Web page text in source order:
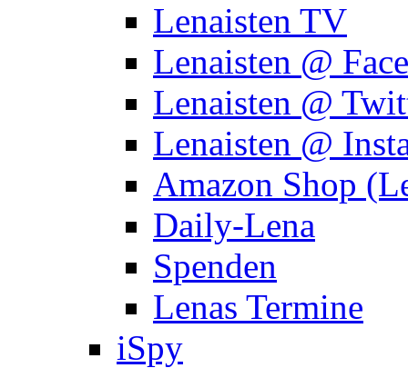
Lenaisten TV
Lenaisten @
Lenaisten @
Lenaisten @
Amazon Shop
Daily-Lena
Spenden
Lenas Termine
iSpy